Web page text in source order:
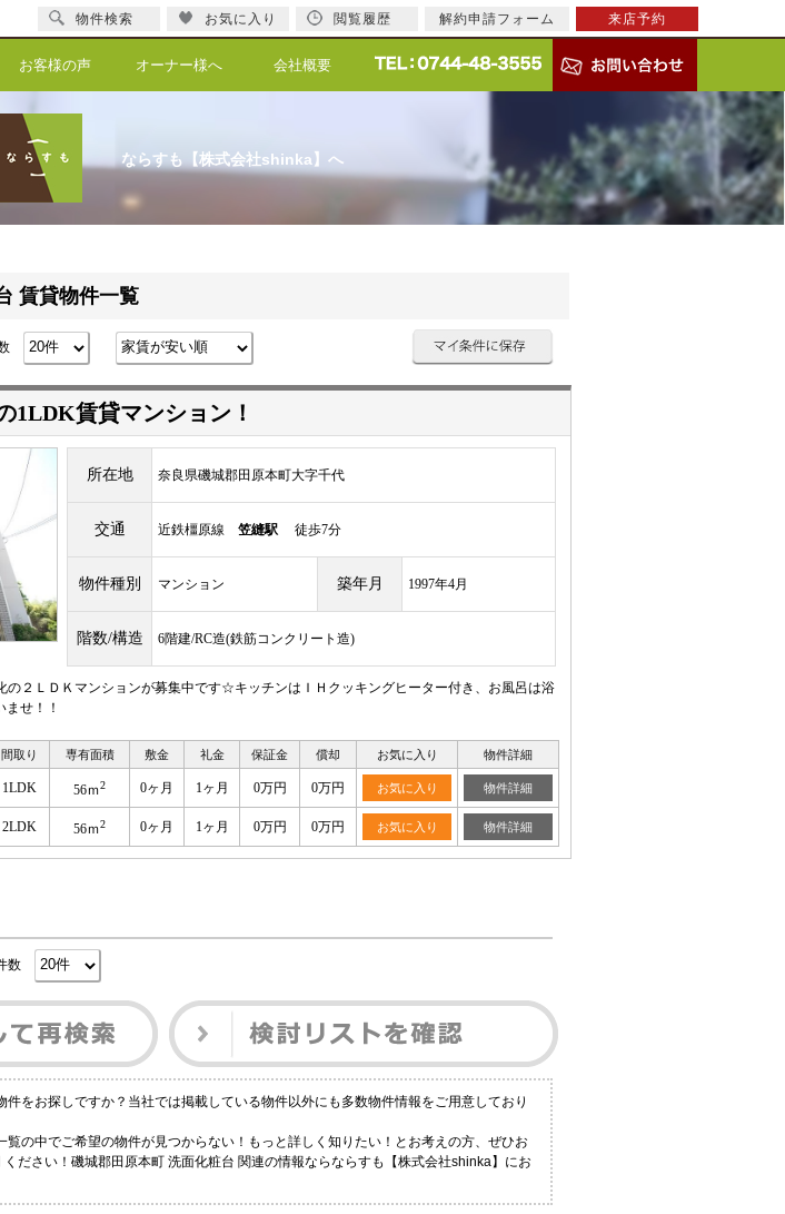
お客様の声 オーナー様へ 会社概要
ならすも【株式会社shinka】へ
賃貸物件一覧
1LDK賃貸マンション！
所在地 奈良県磯城郡田原本町大字千代
交通 近鉄橿原線 笠縫駅 徒歩7分
物件種別 マンション 築年月 1997年4月
階数/構造 6階建/RC造(鉄筋コンクリート造)
の２ＬＤＫマンションが募集中です☆キッチンはＩＨクッキングヒーター付き、お風呂は浴
せ！！
間取り 専有面積 敷金 礼金 保証金 償却 お気に入り 物件詳細
1LDK 56ｍ2 0ヶ月 1ヶ月 0万円 0万円 お気に入り 物件詳細
2LDK 56ｍ2 0ヶ月 1ヶ月 0万円 0万円 お気に入り 物件詳細
数
をお探しですか？当社では掲載している物件以外にも多数物件情報をご用意しており
覧の中でご希望の物件が見つからない！もっと詳しく知りたい！とお考えの方、ぜひお
ださい！磯城郡田原本町 洗面化粧台 関連の情報ならならすも【株式会社shinka】にお
物件検索 お気に入り 閲覧履歴 解約申請フォーム 来店予約